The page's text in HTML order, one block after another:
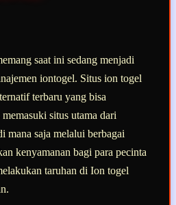
saat ini sedang menjadi
iontogel. Situs ion togel
terbaru yang bisa
situs utama dari
mana saja melalui berbagai
kenyamanan bagi para pecinta
taruhan di Ion togel